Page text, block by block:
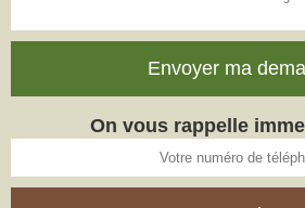
On vous rappelle